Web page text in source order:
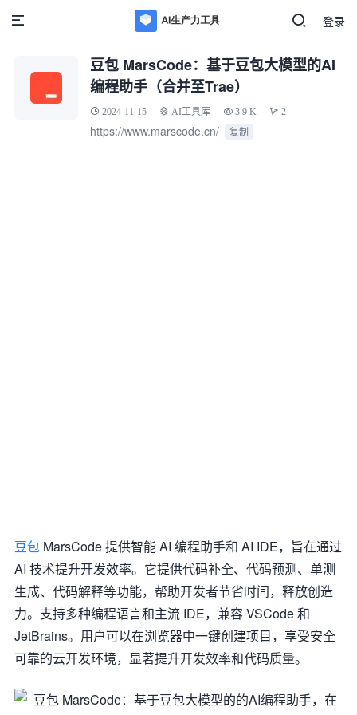
登录
豆包 MarsCode：基于豆包大模型的AI
编程助手（合并至Trae）
2024-11-15 AI工具库 3.9 K 2
https://www.marscode.cn/ 复制
豆包 MarsCode 提供智能 AI 编程助手和 AI IDE，旨在通过
AI 技术提升开发效率。它提供代码补全、代码预测、单测
生成、代码解释等功能，帮助开发者节省时间，释放创造
力。支持多种编程语言和主流 IDE，兼容 VSCode 和
JetBrains。用户可以在浏览器中一键创建项目，享受安全
可靠的云开发环境，显著提升开发效率和代码质量。